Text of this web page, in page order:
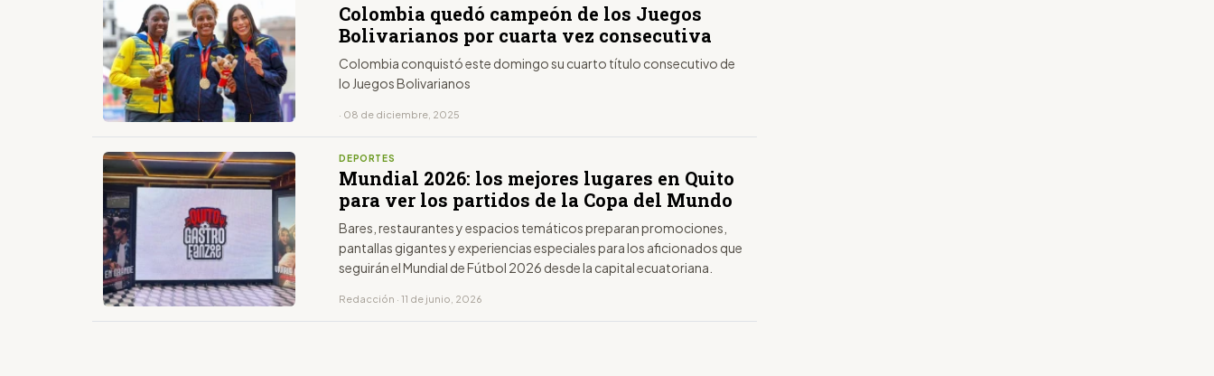
Colombia quedó campeón de los Juegos
Bolivarianos por cuarta vez consecutiva
Colombia conquistó este domingo su cuarto título consecutivo de
lo Juegos Bolivarianos
· 08 de diciembre, 2025
DEPORTES
Mundial 2026: los mejores lugares en Quito
para ver los partidos de la Copa del Mundo
Bares, restaurantes y espacios temáticos preparan promociones,
pantallas gigantes y experiencias especiales para los aficionados que
seguirán el Mundial de Fútbol 2026 desde la capital ecuatoriana.
Redacción · 11 de junio, 2026